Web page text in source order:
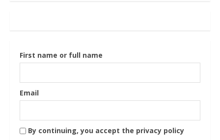
First name or full name
Email
By continuing, you accept the privacy policy